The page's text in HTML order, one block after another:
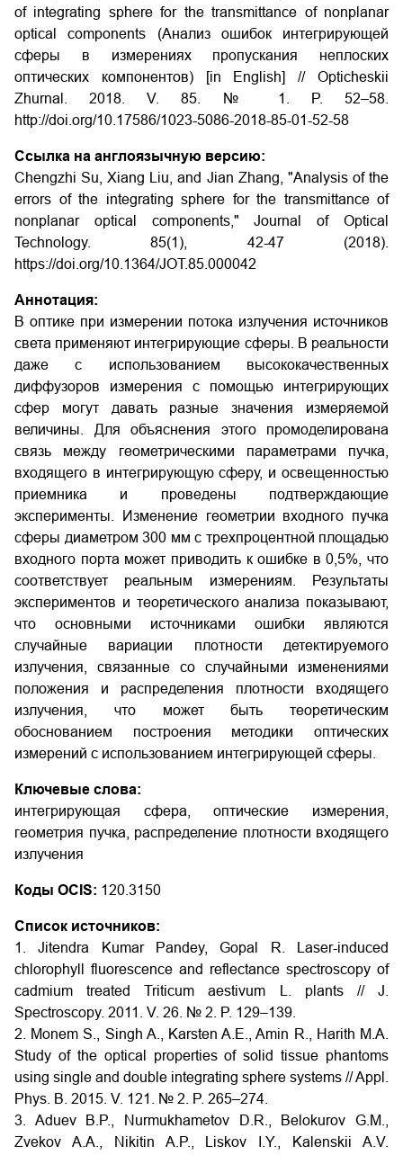
of integrating sphere for the transmittance of nonplanar
optical components (Анализ ошибок интегрирующей
сферы в измерениях пропускания неплоских
оптических компонентов) [in English] // Opticheskii
Zhurnal. 2018. V. 85. № 1. P. 52–58.
http://doi.org/10.17586/1023-5086-2018-85-01-52-58
Ссылка на англоязычную версию:
Chengzhi Su, Xiang Liu, and Jian Zhang, "Analysis of the
errors of the integrating sphere for the transmittance of
nonplanar optical components," Journal of Optical
Technology. 85(1), 42-47 (2018).
https://doi.org/10.1364/JOT.85.000042
Аннотация:
В оптике при измерении потока излучения источников
света применяют интегрирующие сферы. В реальности
даже с использованием высококачественных
диффузоров измерения с помощью интегрирующих
сфер могут давать разные значения измеряемой
величины. Для объяснения этого промоделирована
связь между геометрическими параметрами пучка,
входящего в интегрирующую сферу, и освещенностью
приемника и проведены подтверждающие
эксперименты. Изменение геометрии входного пучка
сферы диаметром 300 мм с трехпроцентной площадью
входного порта может приводить к ошибке в 0,5%, что
соответствует реальным измерениям. Результаты
экспериментов и теоретического анализа показывают,
что основными источниками ошибки являются
случайные вариации плотности детектируемого
излучения, связанные со случайными изменениями
положения и распределения плотности входящего
излучения, что может быть теоретическим
обоснованием построения методики оптических
измерений с использованием интегрирующей сферы.
Ключевые слова:
интегрирующая сфера, оптические измерения,
геометрия пучка, распределение плотности входящего
излучения
Коды OCIS: 120.3150
Список источников:
1. Jitendra Kumar Pandey, Gopal R. Laser-induced
chlorophyll fluorescence and reflectance spectroscopy of
cadmium treated Triticum aestivum L. plants // J.
Spectroscopy. 2011. V. 26. № 2. P. 129–139.
2. Monem S., Singh A., Karsten A.E., Amin R., Harith M.A.
Study of the optical properties of solid tissue phantoms
using single and double integrating sphere systems // Appl.
Phys. B. 2015. V. 121. № 2. P. 265–274.
3. Aduev B.P., Nurmukhametov D.R., Belokurov G.M.,
Zvekov A.A., Nikitin A.P., Liskov I.Y., Kalenskii A.V.